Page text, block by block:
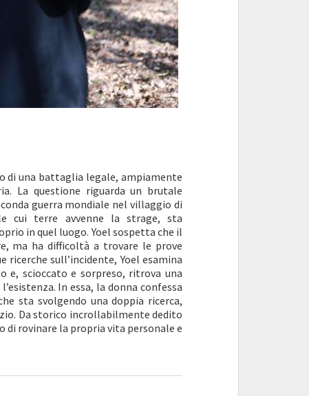
di una battaglia legale, ampiamente
La questione riguarda un brutale
guerra mondiale nel villaggio di
cui terre avvenne la strage, sta
in quel luogo. Yoel sospetta che il
ma ha difficoltà a trovare le prove
sull’incidente, Yoel esamina
e, scioccato e sorpreso, ritrova una
In essa, la donna confessa
sta svolgendo una doppia ricerca,
Da storico incrollabilmente dedito
di rovinare la propria vita personale e